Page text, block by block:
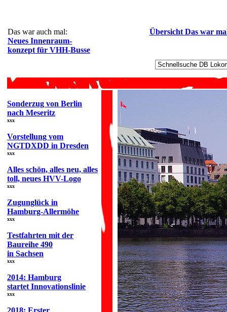
Das war auch mal:
Neues Innenraum-
konzept für VHH-Busse
Übersicht Das war
Sonderzug von Berlin
nach Meseritz
xxx
Vorstellung vom
NGTDXDD in Dresden
xxx
Alles schön, alles neu, alles
toll, neues HVV-Logo
xxx
Zugunglück in
Hamburg-Allermöhe
xxx
Testfahrten mit der
Baureihe 490
in Sachsen
xxx
2014: Hamburg
startet Innovationslinie
xxx
2018: Erster